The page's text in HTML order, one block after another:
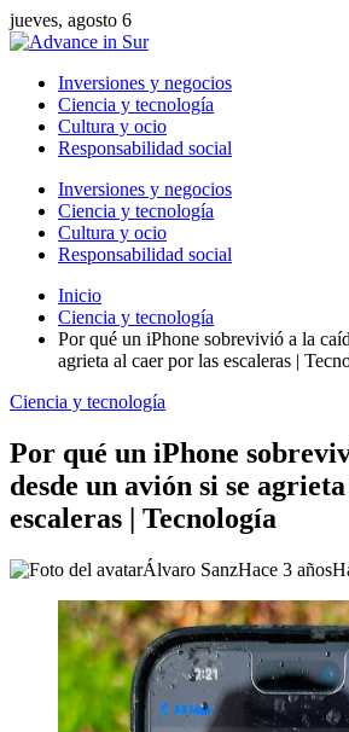
jueves, agosto 6
Inversiones y negocios
Ciencia y tecnología
Cultura y ocio
Responsabilidad social
Inversiones y negocios
Ciencia y tecnología
Cultura y ocio
Responsabilidad social
Inicio
Ciencia y tecnología
Por qué un iPhone sobrevivió a la
agrieta al caer por las escaleras |
Ciencia y tecnología
Por qué un iPhone
desde un avión si se
escaleras | Tecnología
Álvaro SanzHace 3 años